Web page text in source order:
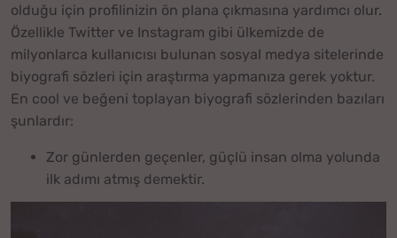
olduğu için profilinizin ön plana çıkmasına yardımcı olur.
Özellikle Twitter ve Instagram gibi ülkemizde de
milyonlarca kullanıcısı bulunan sosyal medya sitelerinde
biyografi sözleri için araştırma yapmanıza gerek yoktur.
En cool ve beğeni toplayan biyografi sözlerinden bazıları
şunlardır:
Zor günlerden geçenler, güçlü insan olma yolunda
ilk adımı atmış demektir.